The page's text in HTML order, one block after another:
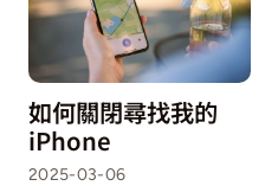
如何關閉尋找我的
iPhone
2025-03-06